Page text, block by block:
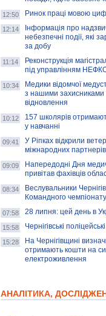
12:50 Ринок праці мовою
12:14
Інформація про
небезпечні події, які
за добу
11:14
Реконструкція
під управлінням
10:34
Медики відомчої
з нашими захисниками
відновлення
10:12
157 школярів
у навчанні
09:41
У Ріпках відкрили
міжнародних партнерів
09:09
Напередодні Дня
привітав фахівців
08:34
Веслувальники
Командного
07:58 28 липня: цей день в
15:58 Чернігівські
15:28
На Чернігівщині
отримають кошти на
електроживлення
АНАЛІТИКА,